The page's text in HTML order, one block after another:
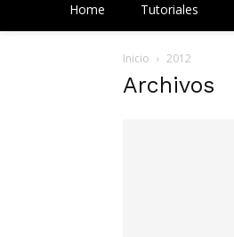
Home Tutoriales
Inicio 2012
Archivos